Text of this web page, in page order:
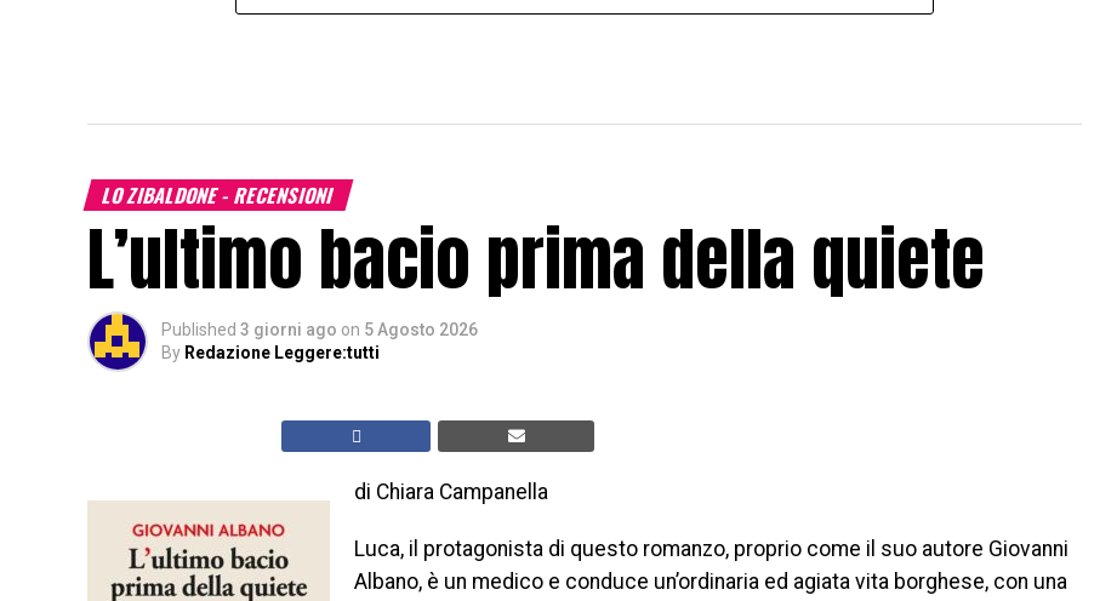
LO ZIBALDONE - RECENSIONI
L’ultimo bacio prima della quiete
Published 3 giorni ago on 5 Agosto 2026
By Redazione Leggere:tutti
di Chiara Campanella
Luca, il protagonista di questo romanzo, proprio come il suo autore Giovanni
Albano, è un medico e conduce un’ordinaria ed agiata vita borghese, con una